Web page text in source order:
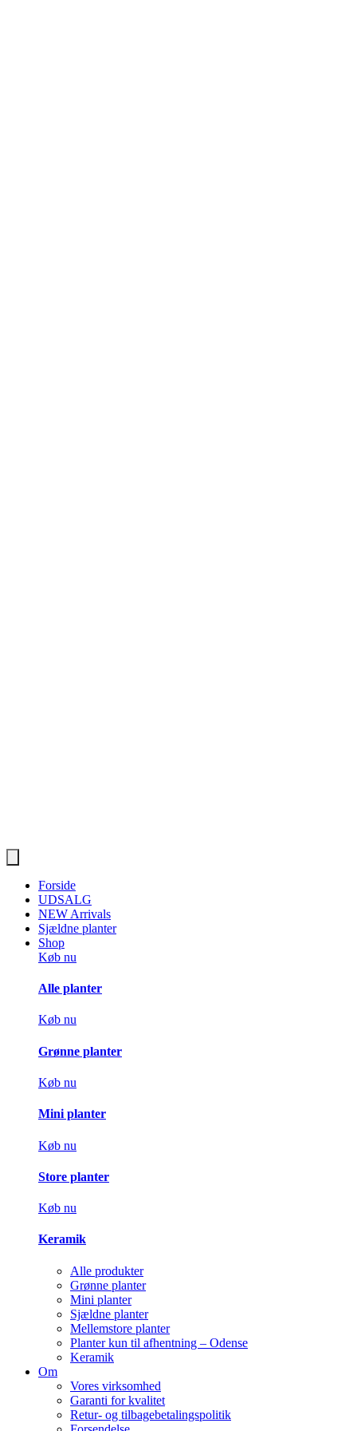
Forside
UDSALG
NEW Arrivals
Sjældne planter
Shop
Køb nu
Alle planter
Køb nu
Grønne planter
Køb nu
Mini planter
Køb nu
Store planter
Køb nu
Keramik
Alle produkter
Grønne planter
Mini planter
Sjældne planter
Mellemstore planter
Planter kun til afhentning – Odense
Keramik
Om
Vores virksomhed
Garanti for kvalitet
Retur- og tilbagebetalingspolitik